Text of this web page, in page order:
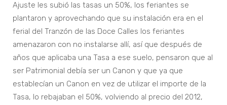
Ajuste les subió las tasas un 50%, los feriantes se
plantaron y aprovechando que su instalación era en el
ferial del Tranzón de las Doce Calles los feriantes
amenazaron con no instalarse allí, así que después de
años que aplicaba una Tasa a ese suelo, pensaron que al
ser Patrimonial debía ser un Canon y que ya que
establecían un Canon en vez de utilizar el importe de la
Tasa, lo rebajaban el 50%, volviendo al precio del 2012,